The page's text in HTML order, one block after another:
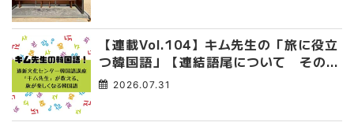
【連載Vol.104】キム先生の「旅に役立
つ韓国語」【連結語尾について その
4】2026.07.31